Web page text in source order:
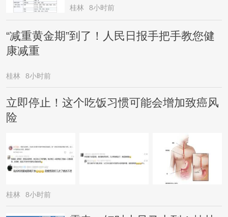
桂林 8小时前
“减重黄金期”到了！人民日报手把手教您健
康减重
桂林 8小时前
立即停止！这个吃饭习惯可能会增加致癌风
险
桂林 8小时前